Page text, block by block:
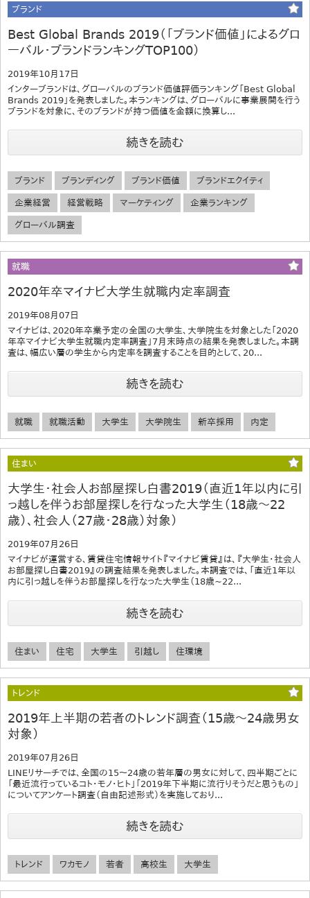
ブランド
Best Global Brands 2019（「ブランド価値」によるグロ
ーバル・ブランドランキングTOP100）
2019年10月17日
インターブランドは、グローバルのブランド価値評価ランキング「Best Global
Brands 2019」を発表しました。本ランキングは、グローバルに事業展開を行う
ブランドを対象に、そのブランドが持つ価値を金額に換算し...
続きを読む
ブランド ブランディング ブランド価値 ブランドエクイティ
企業経営 経営戦略 マーケティング 企業ランキング
グローバル調査
就職
2020年卒マイナビ大学生就職内定率調査
2019年08月07日
マイナビは、2020年卒業予定の全国の大学生、大学院生を対象とした「2020
年卒マイナビ大学生就職内定率調査」7月末時点の結果を発表しました。本調
査は、幅広い層の学生から内定率を調査することを目的として、20...
続きを読む
就職 就職活動 大学生 大学院生 新卒採用 内定
住まい
大学生・社会人お部屋探し白書2019（直近1年以内に引
っ越しを伴うお部屋探しを行なった大学生（18歳～22
歳）、社会人（27歳・28歳）対象）
2019年07月26日
マイナビが運営する、賃貸住宅情報サイト『マイナビ賃貸』は、『大学生・社会人
お部屋探し白書2019』の調査結果を発表しました。本調査では、「直近1年以
内に引っ越しを伴うお部屋探しを行なった大学生（18歳~22...
続きを読む
住まい 住宅 大学生 引越し 住環境
トレンド
2019年上半期の若者のトレンド調査（15歳～24歳男女
対象）
2019年07月26日
LINEリサーチでは、全国の15～24歳の若年層の男女に対して、四半期ごとに
「最近流行っているコト・モノ・ヒト」「2019年下半期に流行りそうだと思うもの」
についてアンケート調査（自由記述形式）を実施しており...
続きを読む
トレンド ワカモノ 若者 高校生 大学生